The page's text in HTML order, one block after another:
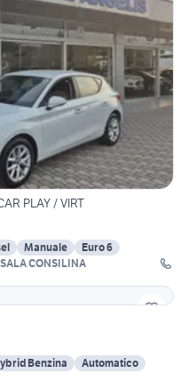
PLAY / VIRT
Manuale
Euro 6
CONSILINA
Benzina
Automatico